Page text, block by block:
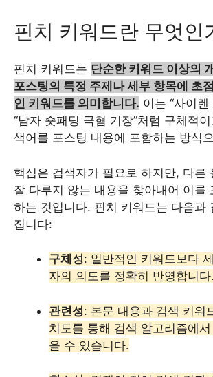
핀치 키워드란 무엇인
핀치 키워드는 단순한 키워드 이상의
포스팅의 특정 주제나 세부 항목에 초
인 키워드를 의미합니다. 이는 “사이
“남자 숏패딩 극혐 기장”처럼 구체적
색어를 포스팅 내용에 포함하는 방식
핵심은 검색자가 필요로 하지만, 다른
잘 다루지 않는 내용을 찾아내어 이를
하는 것입니다. 핀치 키워드는 다음과
집니다:
구체성: 일반적인 키워드보다
자의 의도를 정확히 반영합니다.
관련성: 본문 내용과 검색 키워
치도를 통해 검색 알고리즘에
을 수 있습니다.